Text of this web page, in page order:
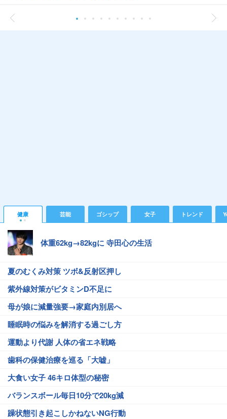
健康 芸能 ゴシップ 女子 トレンド
体重62kg→82kgに 寺田心の生活
夏のむくみ対策 ツボ&反射区押し
紫外線対策がビタミンD不足に
母が娘に減量強要→家庭内別居へ
睡眠時の悩みを解消する過ごし方
運動より代謝 人体の省エネ戦略
歯科の保健治療を巡る「大嘘」
大食い女子 46キロ体型の秘密
バランスボール毎日10分で20kg減
躁状態引き起こしかねないNG行動